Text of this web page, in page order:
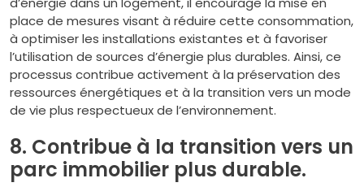
place de mesures visant à réduire cette consommation,
à optimiser les installations existantes et à favoriser
l’utilisation de sources d’énergie plus durables. Ainsi, ce
processus contribue activement à la préservation des
ressources énergétiques et à la transition vers un mode
de vie plus respectueux de l’environnement.
8. Contribue à la transition vers un
parc immobilier plus durable.